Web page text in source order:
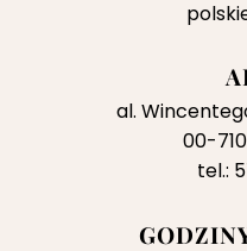
al.
00-
tel.: